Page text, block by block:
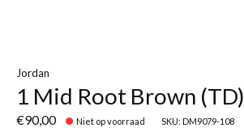
Jordan
1 Mid Root Brown (TD)
€90,00 Niet op voorraad SKU: DM9079-108